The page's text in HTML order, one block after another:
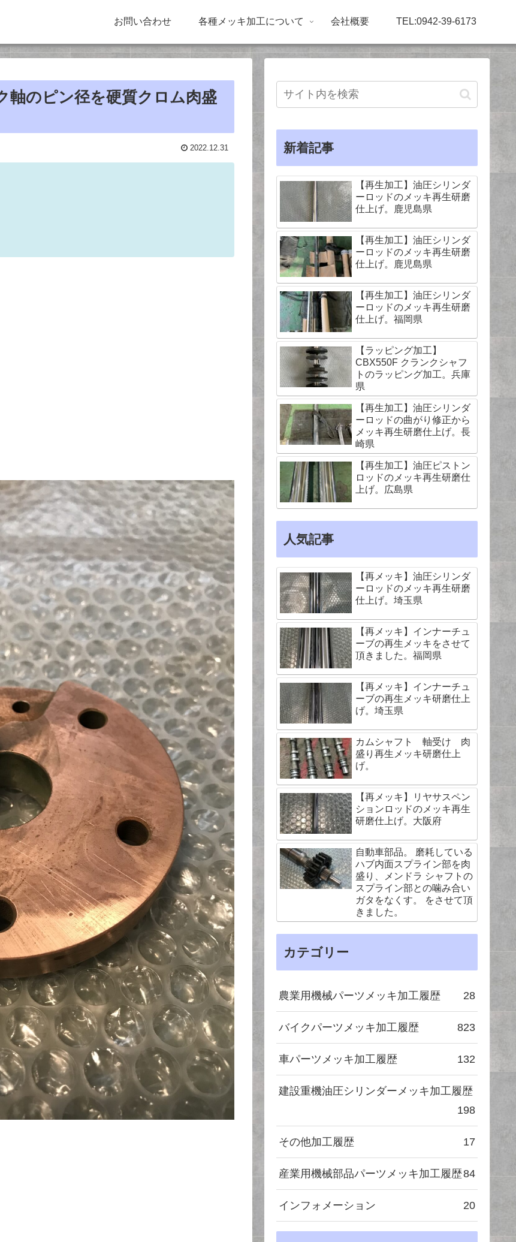
お問い合わせ 各種メッキ加工について 会社概要 TEL:0942-39-6173
軸のピン径を硬質クロム肉盛
2022.12.31 新着記事
【再生加工】油圧シリンダ
ーロッドのメッキ再生研磨
仕上げ。鹿児島県
【再生加工】油圧シリンダ
ーロッドのメッキ再生研磨
仕上げ。鹿児島県
【再生加工】油圧シリンダ
ーロッドのメッキ再生研磨
仕上げ。福岡県
【ラッピング加工】
CBX550F クランクシャフ
トのラッピング加工。兵庫
県
【再生加工】油圧シリンダ
ーロッドの曲がり修正から
メッキ再生研磨仕上げ。長
崎県
【再生加工】油圧ピストン
ロッドのメッキ再生研磨仕
上げ。広島県
人気記事
【再メッキ】油圧シリンダ
ーロッドのメッキ再生研磨
仕上げ。埼玉県
【再メッキ】インナーチュ
ーブの再生メッキをさせて
頂きました。福岡県
【再メッキ】インナーチュ
ーブの再生メッキ研磨仕上
げ。埼玉県
カムシャフト 軸受け 肉
盛り再生メッキ研磨仕上
げ。
【再メッキ】リヤサスペン
ションロッドのメッキ再生
研磨仕上げ。大阪府
自動車部品。 磨耗している
ハブ内面スプライン部を肉
盛り、メンドラ シャフトの
スプライン部との噛み合い
ガタをなくす。 をさせて頂
きました。
カテゴリー
農業用機械パーツメッキ加工履歴 28
バイクパーツメッキ加工履歴 823
車パーツメッキ加工履歴 132
建設重機油圧シリンダーメッキ加工履歴
198
その他加工履歴 17
産業用機械部品パーツメッキ加工履歴84
インフォメーション 20